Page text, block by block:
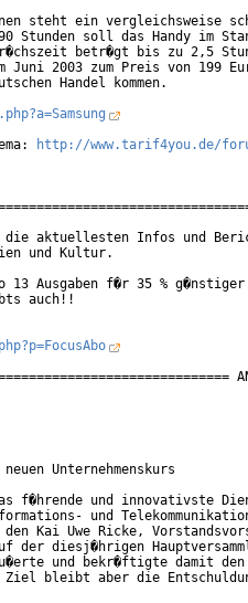
steht ein vergleichsweise
Stunden soll das Handy im
betr�gt bis zu 2,5
Juni 2003 zum Preis von 199
Handel kommen.
http://www.tarif4you.de/
die aktuellesten Infos und
und Kultur.
13 Ausgaben f�r 35 %
auch!!
Unternehmenskurs
f�hrende und innovativste
und
Kai Uwe Ricke,
der diesj�hrigen
und bekr�ftigte damit den
Ziel bleibt aber die